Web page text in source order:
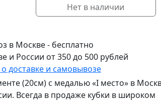
Нет в наличии
в Москве - бесплатно
и России от 350 до 500 рублей
доставке и самовывозе
(20см) с медалью «I место» в
Всегда в продаже кубки в широком